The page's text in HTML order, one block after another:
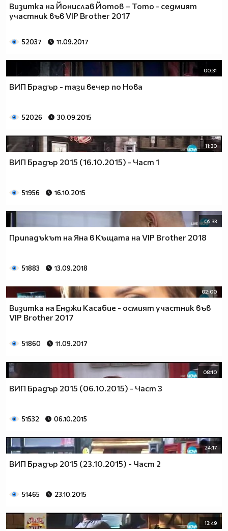
Визитка на Йонислав Йотов – Тото - седмият
участник във VIP Brother 2017
52037 11.09.2017
00:31
ВИП Брадър - тази вечер по Нова
52026 30.09.2015
11:30
ВИП Брадър 2015 (16.10.2015) - Част 1
51956 16.10.2015
05:33
Припадъкът на Яна в Къщата на VIP Brother 2018
51883 13.09.2018
02:00
Визитка на Енджи Касабие - осмият участник във
VIP Brother 2017
51860 11.09.2017
08:10
ВИП Брадър 2015 (06.10.2015) - Част 3
51532 06.10.2015
24:17
ВИП Брадър 2015 (23.10.2015) - Част 2
51465 23.10.2015
13:49